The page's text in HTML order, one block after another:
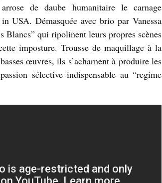
de daube humanitaire le carnage
USA. Démasquée avec brio par Vanessa
Blancs” qui ripolinent leurs propres scènes
imposture. Trousse de maquillage à la
œuvres, ils s’acharnent à produire les
sélective indispensable au “regime